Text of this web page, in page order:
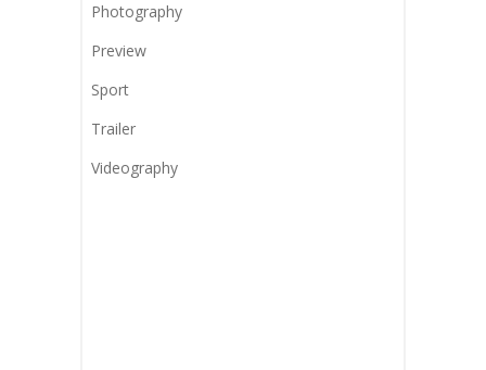
Photography
Preview
Sport
Trailer
Videography